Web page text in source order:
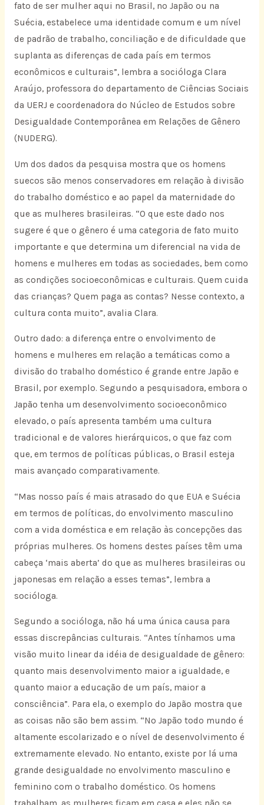
fato de ser mulher aqui no Brasil, no Japão ou na
Suécia, estabelece uma identidade comum e um nível
de padrão de trabalho, conciliação e de dificuldade que
suplanta as diferenças de cada país em termos
econômicos e culturais”, lembra a socióloga Clara
Araújo, professora do departamento de Ciências Sociais
da UERJ e coordenadora do Núcleo de Estudos sobre
Desigualdade Contemporânea em Relações de Gênero
(NUDERG).
Um dos dados da pesquisa mostra que os homens
suecos são menos conservadores em relação à divisão
do trabalho doméstico e ao papel da maternidade do
que as mulheres brasileiras. “O que este dado nos
sugere é que o gênero é uma categoria de fato muito
importante e que determina um diferencial na vida de
homens e mulheres em todas as sociedades, bem como
as condições socioeconômicas e culturais. Quem cuida
das crianças? Quem paga as contas? Nesse contexto, a
cultura conta muito”, avalia Clara.
Outro dado: a diferença entre o envolvimento de
homens e mulheres em relação a temáticas como a
divisão do trabalho doméstico é grande entre Japão e
Brasil, por exemplo. Segundo a pesquisadora, embora o
Japão tenha um desenvolvimento socioeconômico
elevado, o país apresenta também uma cultura
tradicional e de valores hierárquicos, o que faz com
que, em termos de políticas públicas, o Brasil esteja
mais avançado comparativamente.
“Mas nosso país é mais atrasado do que EUA e Suécia
em termos de políticas, do envolvimento masculino
com a vida doméstica e em relação às concepções das
próprias mulheres. Os homens destes países têm uma
cabeça ‘mais aberta’ do que as mulheres brasileiras ou
japonesas em relação a esses temas”, lembra a
socióloga.
Segundo a socióloga, não há uma única causa para
essas discrepâncias culturais. “Antes tínhamos uma
visão muito linear da idéia de desigualdade de gênero:
quanto mais desenvolvimento maior a igualdade, e
quanto maior a educação de um país, maior a
consciência”. Para ela, o exemplo do Japão mostra que
as coisas não são bem assim. “No Japão todo mundo é
altamente escolarizado e o nível de desenvolvimento é
extremamente elevado. No entanto, existe por lá uma
grande desigualdade no envolvimento masculino e
feminino com o trabalho doméstico. Os homens